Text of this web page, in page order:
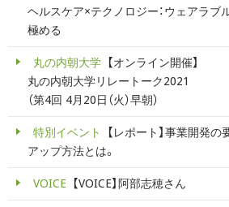
ヘルスケア×テクノロジー：ウェアラブ
極める
丸の内朝大学
【オンライン開催】
丸の内朝大学リレートーク2021
（第4回 4月20日（火）早朝）
特別イベント
【レポート】事業開発の
アップ方法とは。
VOICE 【VOICE】阿部志穂さん